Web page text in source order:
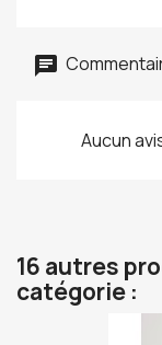
Aucun
16 autres
catégorie :